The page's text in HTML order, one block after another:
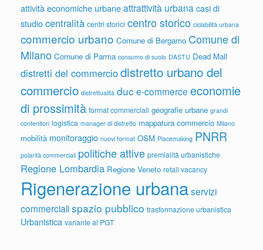
attività economiche urbaneattrattività urbana casi di
studiocentralità centri storici centro storico ciclabilità urbana
commercio urbano Comune di Bergamo Comune di
Milano Comune di Parma consumo di suolo DASTU Dead Mall
distretti del commerciodistretto urbano del
commercio distrettualità duc e-commerce economie
di prossimità format commerciali geografie urbane grandi
contenitori logistica manager di distretto mappatura commercio Milano
mobilità monitoraggio nuovi format OSM Placemaking PNRR
polarità commerciali politiche attive premialità urbanistiche
Regione Lombardia Regione Veneto retail vacancy
Rigenerazione urbanaservizi
commercialispazio pubblico trasformazione urbanistica
Urbanistica variante al PGT